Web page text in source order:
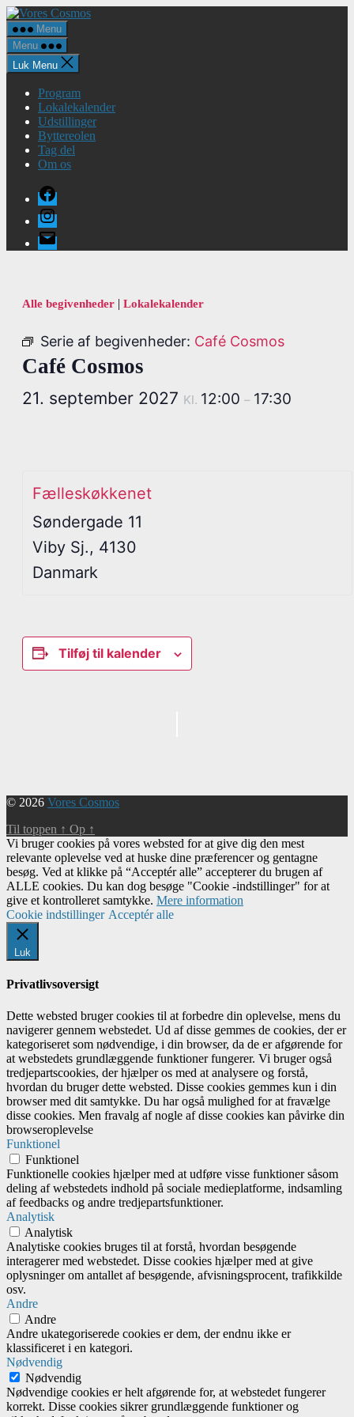
Spring
til
indholdet
Vores
Menu
Menu
Luk Menu
Program
Lokalekalender
Udstillinger
Byttereolen
Tag del
Om os
Facebook
Instagram
E-
mail
Alle begivenheder | Lokalekalender
Serie af begivenheder: Café Cosmos
Café Cosmos
21. september 2027 Kl. 12:00 – 17:30
Fælleskøkkenet
Søndergade 11
Viby Sj., 4130
Danmark
Tilføj til kalender
© 2026 Vores Cosmos
Til toppen ↑ Op ↑
Vi bruger cookies på vores websted for at give dig den mest
relevante oplevelse ved at huske dine præferencer og gentagne
besøg. Ved at klikke på “Acceptér alle” accepterer du brugen af ​​
ALLE cookies. Du kan dog besøge "Cookie -indstillinger" for at
give et kontrolleret samtykke. Mere information
Cookie indstillinger Acceptér alle
Luk
Privatlivsoversigt
Dette websted bruger cookies til at forbedre din oplevelse, mens du
navigerer gennem webstedet. Ud af disse gemmes de cookies, der er
kategoriseret som nødvendige, i din browser, da de er afgørende for
at webstedets grundlæggende funktioner fungerer. Vi bruger også
tredjepartscookies, der hjælper os med at analysere og forstå,
hvordan du bruger dette websted. Disse cookies gemmes kun i din
browser med dit samtykke. Du har også mulighed for at fravælge
disse cookies. Men fravalg af nogle af disse cookies kan påvirke din
browseroplevelse
Funktionel
Funktionel
Funktionelle cookies hjælper med at udføre visse funktioner såsom
deling af webstedets indhold på sociale medieplatforme, indsamling
af feedbacks og andre tredjepartsfunktioner.
Analytisk
Analytisk
Analytiske cookies bruges til at forstå, hvordan besøgende
interagerer med webstedet. Disse cookies hjælper med at give
oplysninger om antallet af besøgende, afvisningsprocent, trafikkilde
osv.
Andre
Andre
Andre ukategoriserede cookies er dem, der endnu ikke er
klassificeret i en kategori.
Nødvendig
Nødvendig
Nødvendige cookies er helt afgørende for, at webstedet fungerer
korrekt. Disse cookies sikrer grundlæggende funktioner og